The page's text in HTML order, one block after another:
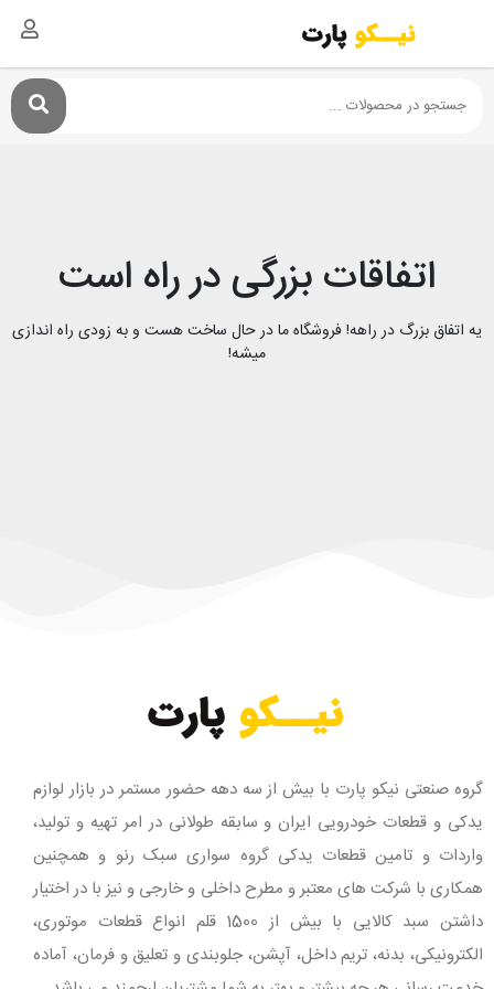
اتفاقات بزرگی در راه است
یه اتفاق بزرگ در راهه! فروشگاه ما در حال ساخت هست و به زودی راه اندازی
میشه!
گروه صنعتی نیکو پارت با بیش از سه دهه حضور مستمر در بازار لوازم
یدکی و قطعات خودرویی ایران و سابقه طولانی در امر تهیه و تولید،
واردات و تامین قطعات یدکی گروه سواری سبک رنو و همچنین
همکاری با شرکت های معتبر و مطرح داخلی و خارجی و نیز با در اختیار
داشتن سبد کالایی با بیش از 1500 قلم انواع قطعات موتوری،
الکترونیکی، بدنه، تریم داخل، آپشن، جلوبندی و تعلیق و فرمان، آماده